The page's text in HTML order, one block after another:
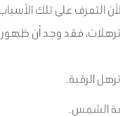
التعرف على تلك
فقد وجد أن
الرقبة.
الشمس.